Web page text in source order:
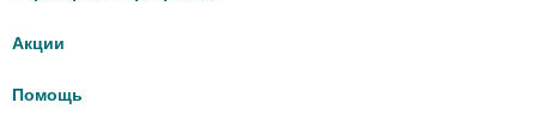
Акции
Помощь